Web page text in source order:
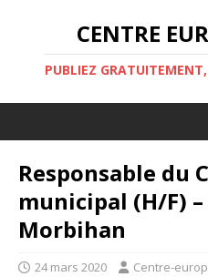
CENTRE
PUBLIEZ
Responsable du
municipal (H/F)
Morbihan
24 mars 2020 Centre-